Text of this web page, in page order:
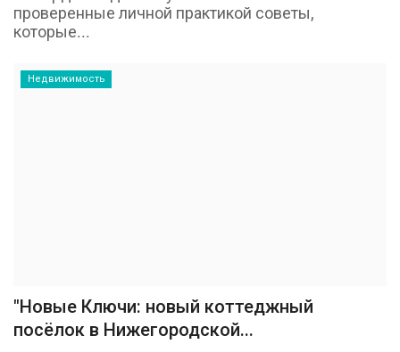
проверенные личной практикой советы,
которые...
Недвижимость
"Новые Ключи: новый коттеджный
посёлок в Нижегородской...